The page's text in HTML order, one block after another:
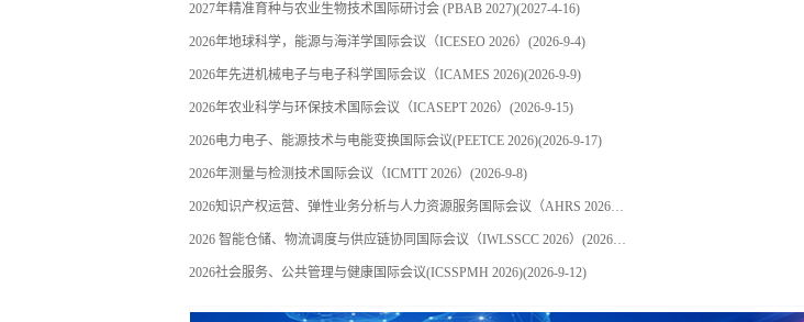
2027年精准育种与农业生物技术国际研讨会 (PBAB 2027)(2027-4-16)
2026年地球科学，能源与海洋学国际会议（ICESEO 2026） (2026-9-4)
2026年先进机械电子与电子科学国际会议（ICAMES 2026)(2026-9-9)
2026年农业科学与环保技术国际会议（ICASEPT 2026） (2026-9-15)
2026电力电子、能源技术与电能变换国际会议(PEETCE 2026)(2026-9-17)
2026年测量与检测技术国际会议（ICMTT 2026） (2026-9-8)
2026知识产权运营、弹性业务分析与人力资源服务国际会议（AHRS 2026）
2026 智能仓储、物流调度与供应链协同国际会议（IWLSSCC 2026） (2026-9-2)
2026社会服务、公共管理与健康国际会议(ICSSPMH 2026)(2026-9-12)